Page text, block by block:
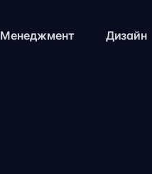
Менеджмент Дизайн